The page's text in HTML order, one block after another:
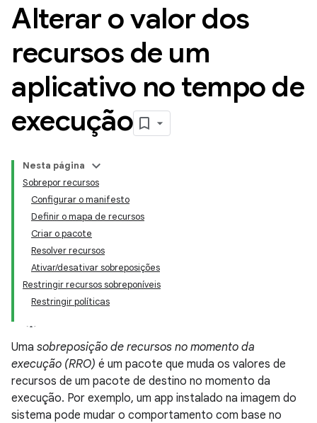
Alterar o valor dos
recursos de um
aplicativo no tempo de
execução
Nesta página
Sobrepor recursos
Configurar o manifesto
Definir o mapa de recursos
Criar o pacote
Resolver recursos
Ativar/desativar sobreposições
Restringir recursos sobreponíveis
Restringir políticas
Uma sobreposição de recursos no momento da
execução (RRO) é um pacote que muda os valores de
recursos de um pacote de destino no momento da
execução. Por exemplo, um app instalado na imagem do
sistema pode mudar o comportamento com base no